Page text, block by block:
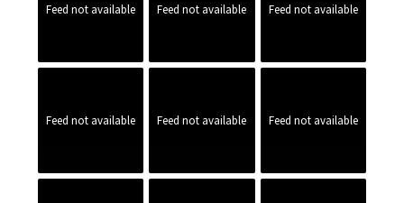
Feed not available Feed not available Feed not available
Feed not available Feed not available Feed not available